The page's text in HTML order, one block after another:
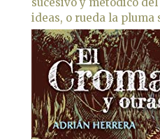
ideas, o rueda la pluma